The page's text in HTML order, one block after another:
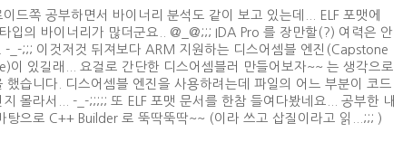
이드쪽 공부하면서 바이너리 분석도 같이 보고 있는데... ELF 포맷에
입의 바이너리가 많더군요.. @_@;;; IDA Pro 를 장만할(?) 여력은 안
-_-;;; 이것저것 뒤져보다 ARM 지원하는 디스어셈블 엔진(Capstone
이 있길래... 요걸로 간단한 디스어셈블러 만들어보자~~ 는 생각으로
했습니다. 디스어셈블 엔진을 사용하려는데 파일의 어느 부분이 코드
지 몰라서... -_-;;;;; 또 ELF 포맷 문서를 한참 들여다봤네요... 공부한 내
탕으로 C++ Builder 로 뚝딱뚝딱~~ (이라 쓰고 삽질이라고 읽...;;; )